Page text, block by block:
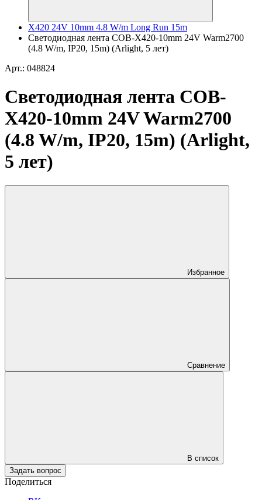
X420 24V 10mm 4.8 W/m Long Run 15m
Светодиодная лента COB-X420-10mm 24V Warm2700
(4.8 W/m, IP20, 15m) (Arlight, 5 лет)
Арт.: 048824
Светодиодная лента COB-
X420-10mm 24V Warm2700
(4.8 W/m, IP20, 15m) (Arlight,
5 лет)
Избранное
Сравнение
В список
Задать вопрос
Поделиться